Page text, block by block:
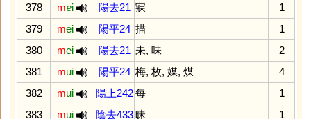
378
mɐi 陽去21 寐
1
379
mei 陽平24 描
1
380
mei 陽去21 未, 味
2
381
mui 陽平24 梅, 枚, 媒, 煤
4
382
mui 陽上242 每
1
383
mui 陰去433 昧
1